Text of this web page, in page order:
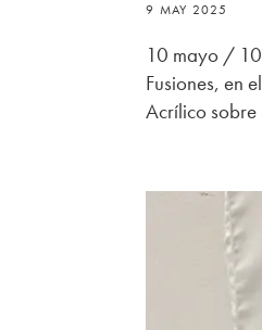
9 MAY 2025
10 mayo /
Fusiones, en
Acrílico